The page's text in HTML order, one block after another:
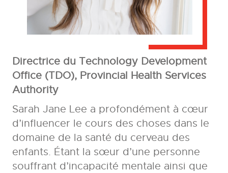
Directrice du Technology Development
Office (TDO), Provincial Health Services
Authority
Sarah Jane Lee a profondément à cœur
d’influencer le cours des choses dans le
domaine de la santé du cerveau des
enfants. Étant la sœur d’une personne
souffrant d’incapacité mentale ainsi que